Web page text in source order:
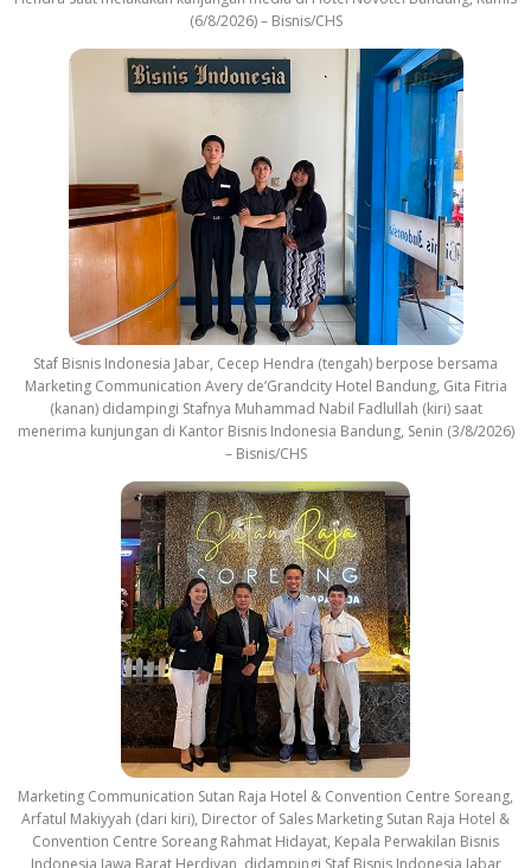
(6/8/2026) – Bisnis/CHS
Staf Bisnis Indonesia Jabar, Cecep Hendra (tengah) berpose bersama
Marketing Communication Avery de’Grandcity Hotel Bandung, Gita Fitria
(kanan) didampingi Stafnya Muhammad Nabil Fadlullah (kiri) saat
menerima kunjungan di Kantor Bisnis Indonesia Bandung, Senin (3/8/2026)
– Bisnis/CHS
Marketing Communication Sutan Raja Hotel & Convention Centre Soreang,
Arfatul Makiyyah (dari kiri), Director of Sales Marketing Sutan Raja Hotel &
Convention Centre Soreang Rahmat Hidayat, Kepala Perwakilan Bisnis
Indonesia Jawa Barat Herdiyan, didampingi Staf Bisnis Indonesia Jabar